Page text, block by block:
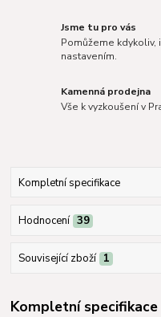
Jsme tu pro vás
Pomůžeme kdykoliv,
nastavením.
Kamenná prodejna
Vše k vyzkoušení v
Kompletní specifikace
Hodnocení 39
Související zboží 1
Kompletní specifikace